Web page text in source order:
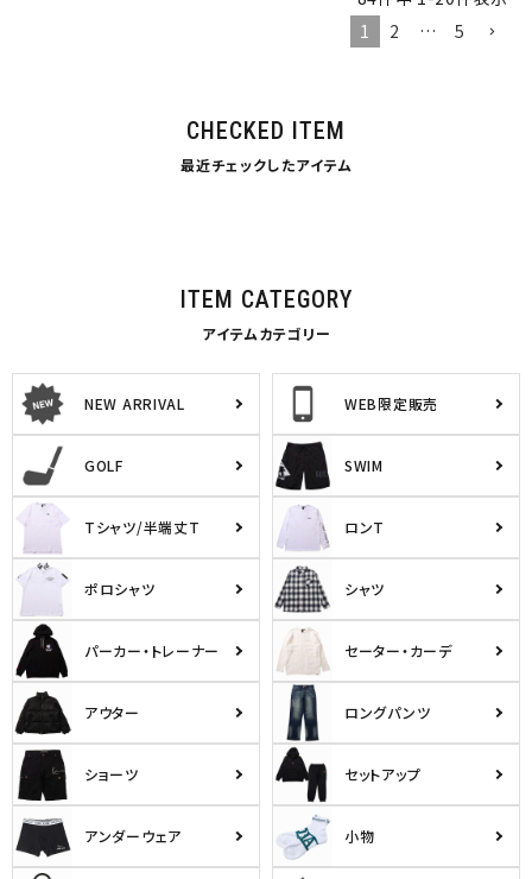
1
2 … 5
CHECKED ITEM
最近チェックしたアイテム
ITEM CATEGORY
アイテムカテゴリー
NEW ARRIVAL WEB限定販売
GOLF SWIM
Tシャツ/半端丈T ロンT
ポロシャツ シャツ
パーカー・トレーナー セーター・カーデ
アウター ロングパンツ
ショーツ セットアップ
アンダーウェア 小物